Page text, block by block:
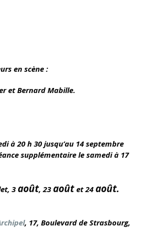
en scène :
et Bernard Mabille.
à 20 h 30 jusqu’au 14 septembre
supplémentaire le samedi à 17
3 août, 23 aoûtet 24 août.
, 17, Boulevard de Strasbourg,